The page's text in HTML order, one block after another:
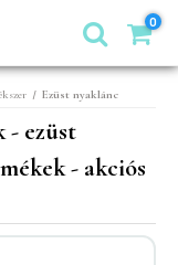
0
/ Ezüst nyaklánc
- ezüst
- akciós